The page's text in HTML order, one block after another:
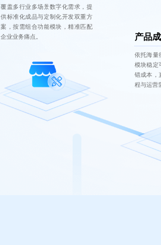
覆盖多行业多场景数字化需求，提
供标准化成品与定制化开发双重方
案，按需组合功能模块，精准匹配
企业业务痛点。
产品
依托海量
模块稳定
错成本，
程与运营